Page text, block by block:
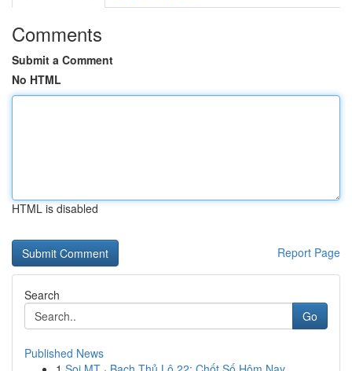
Comments
Submit a Comment
No HTML
HTML is disabled
Report Page
Search
Go
Published News